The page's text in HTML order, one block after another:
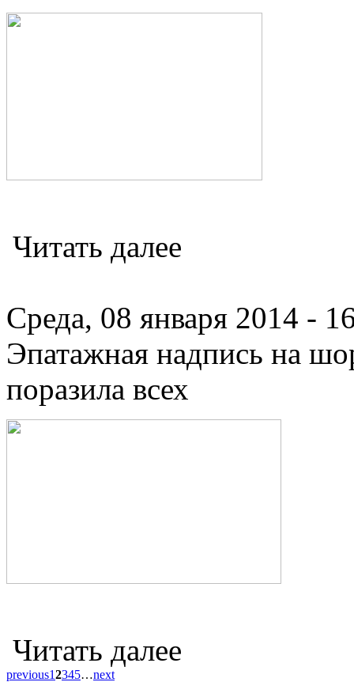
Читать далее
Среда, 08 января 2014 -
Эпатажная надпись на
поразила всех
Читать далее
previous12345…next